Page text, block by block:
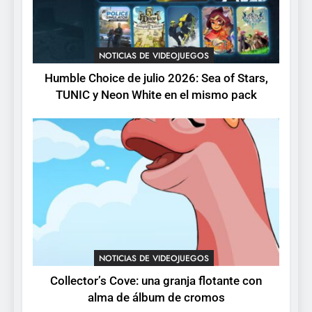
Collector’s Cove: una granja
flotante con alma de álbum
de cromos
NOTICIAS DE VIDEOJUEGOS
Palworld 1.0: fecha,
cambios y todo lo que llega
con el lanzamiento
completo
NOTICIAS DE VIDEOJUEGOS
5
Mistbound: Guild Wars
tendrá su primer CCG digital
para PC y móviles
NOTICIAS DE VIDEOJUEGOS
NOTICIAS DE VIDEOJUEGOS
Humble Choice de julio 2026: Sea of Stars,
TUNIC y Neon White en el mismo pack
NOTICIAS DE VIDEOJUEGOS
Collector’s Cove: una granja flotante con
alma de álbum de cromos